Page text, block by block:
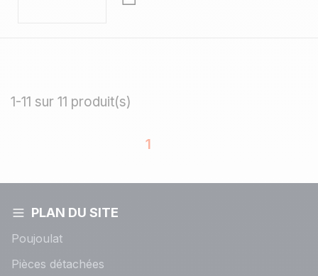
1-11 sur 11 produit(s)
1
PLAN DU SITE
Poujoulat
Pièces détachées